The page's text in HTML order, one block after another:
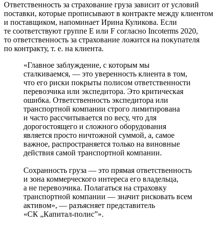
Ответственность за страхование груза зависит от условий
поставки, которые прописывают в контракте между клиентом
и поставщиком, напоминает Ирина Куликова. Если
те соответствуют группе E или F согласно Incoterms 2020,
то ответственность за страхование ложится на покупателя
по контракту, т. е. на клиента.
«Главное заблуждение, с которым мы
сталкиваемся, — это уверенность клиента в том,
что его риски покрыты полисом ответственности
перевозчика или экспедитора. Это критическая
ошибка. Ответственность экспедитора или
транспортной компании строго лимитирована
и часто рассчитывается по весу, что для
дорогостоящего и сложного оборудования
является просто ничтожной суммой, а, самое
важное, распространяется только на виновные
действия самой транспортной компании.
Сохранность груза — это прямая ответственность
и зона коммерческого интереса его владельца,
а не перевозчика. Полагаться на страховку
транспортной компании — значит рисковать всем
активом», — разъясняет представитель
«СК „Капитал-­полис”».